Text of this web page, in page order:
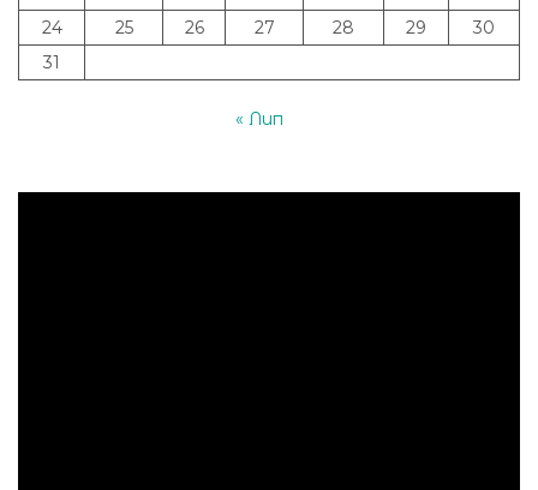
24
25 26 27 28 29
30
31
« Лип